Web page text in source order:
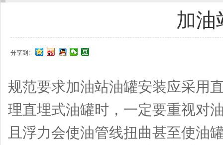
加油
分享到:
规范要求加油站油罐安装应采用
理直埋式油罐时，一定要重视对
且浮力会使油管线扭曲甚至使油